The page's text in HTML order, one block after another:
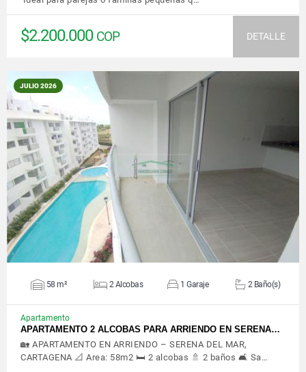
$2.200.000 COP DETALLE
JULIO 2026
VER DETALLES
58 m² 2 Alcobas 1 Garaje 2 Baño(s)
Apartamento
APARTAMENTO 2 ALCOBAS PARA ARRIENDO EN SERENA…
🏡 APARTAMENTO EN ARRIENDO – SERENA DEL MAR,
CARTAGENA 📐 Area: 58m2 🛏️ 2 alcobas 🚿 2 baños 🛋️ Sa…